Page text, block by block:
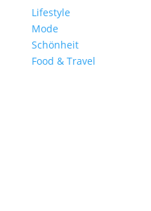
Lifestyle
Mode
Schönheit
Food & Travel